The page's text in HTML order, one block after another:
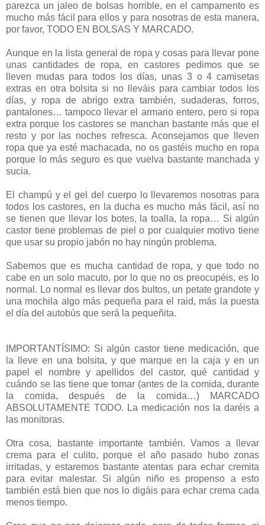
parezca un jaleo de bolsas horrible, en el campamento es
mucho más fácil para ellos y para nosotras de esta manera,
por favor, TODO EN BOLSAS Y MARCADO.
Aunque en la lista general de ropa y cosas para llevar pone
unas cantidades de ropa, en castores pedimos que se
lleven mudas para todos los días, unas 3 o 4 camisetas
extras en otra bolsita si no lleváis para cambiar todos los
días, y ropa de abrigo extra también, sudaderas, forros,
pantalones… tampoco llevar el armario entero, pero si ropa
extra porque los castores se manchan bastante más que el
resto y por las noches refresca. Aconsejamos que lleven
ropa que ya esté machacada, no os gastéis mucho en ropa
porque lo más seguro es que vuelva bastante manchada y
sucia.
El champú y el gel del cuerpo lo llevaremos nosotras para
todos los castores, en la ducha es mucho más fácil, así no
se tienen que llevar los botes, la toalla, la ropa… Si algún
castor tiene problemas de piel o por cualquier motivo tiene
que usar su propio jabón no hay ningún problema.
Sabemos que es mucha cantidad de ropa, y que todo no
cabe en un solo macuto, por lo que no os preocupéis, es lo
normal. Lo normal es llevar dos bultos, un petate grandote y
una mochila algo más pequeña para el raid, más la puesta
el día del autobús que será la pequeñita.
IMPORTANTÍSIMO: Si algún castor tiene medicación, que
la lleve en una bolsita, y que marque en la caja y en un
papel el nombre y apellidos del castor, qué cantidad y
cuándo se las tiene que tomar (antes de la comida, durante
la comida, después de la comida…) MARCADO
ABSOLUTAMENTE TODO. La medicación nos la daréis a
las monitoras.
Otra cosa, bastante importante también. Vamos a llevar
crema para el culito, porque el año pasado hubo zonas
irritadas, y estaremos bastante atentas para echar cremita
para evitar malestar. Si algún niño es propenso a esto
también está bien que nos lo digáis para echar crema cada
menos tiempo.